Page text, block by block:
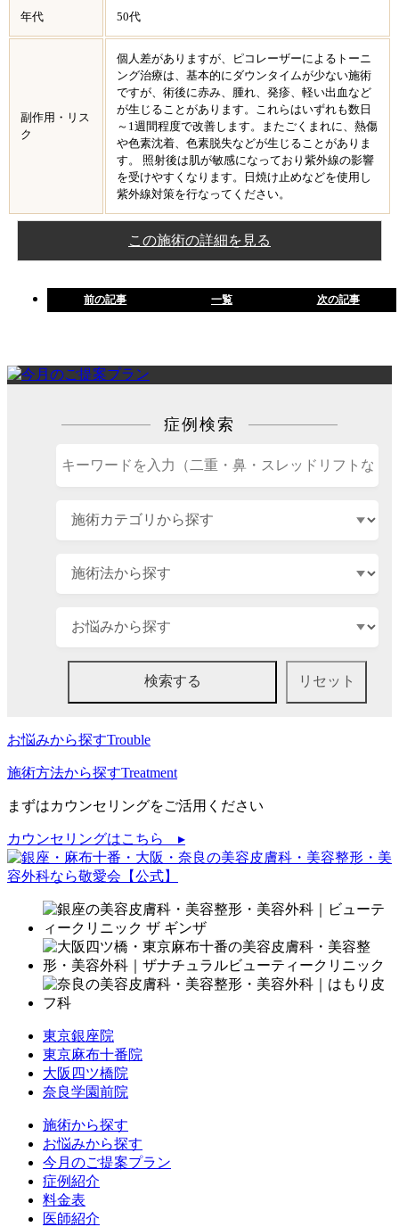
年代 50代
副作用・リス
ク
個人差がありますが、ピコレーザーによるトーニ
ング治療は、基本的にダウンタイムが少ない施術
ですが、術後に赤み、腫れ、発疹、軽い出血など
が生じることがあります。これらはいずれも数日
～1週間程度で改善します。またごくまれに、熱傷
や色素沈着、色素脱失などが生じることがありま
す。 照射後は肌が敏感になっており紫外線の影響
を受けやすくなります。日焼け止めなどを使用し
紫外線対策を行なってください。
この施術の詳細を見る
前の記事 一覧 次の記事
症例検索
お悩みから探すTrouble
施術方法から探すTreatment
まずはカウンセリングをご活用ください
カウンセリングはこちら ▸
東京銀座院
東京麻布十番院
大阪四ツ橋院
奈良学園前院
施術から探す
お悩みから探す
今月のご提案プラン
症例紹介
料金表
医師紹介